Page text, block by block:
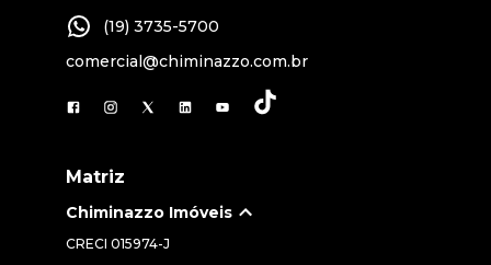
(19) 3735-5700
comercial@chiminazzo.com.br
Matriz
Chiminazzo Imóveis
CRECI 015974-J